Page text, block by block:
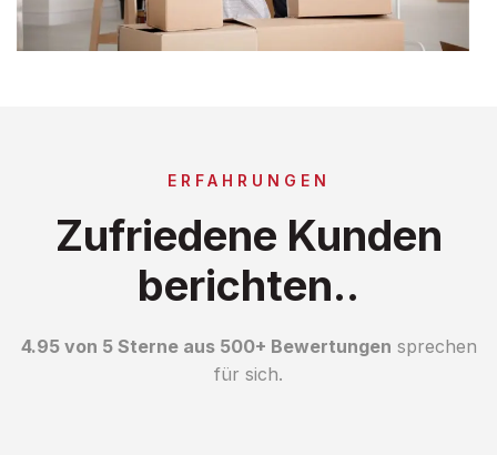
ERFAHRUNGEN
Zufriedene Kunden
berichten..
4.95 von 5 Sterne aus 500+ Bewertungen sprechen
für sich.